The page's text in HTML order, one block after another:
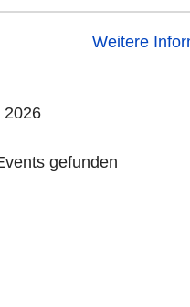
2026
gefunden
Weitere